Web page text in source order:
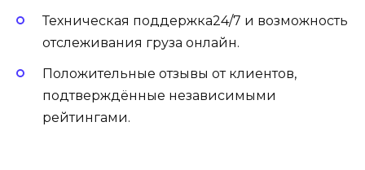
Техническая поддержка24/7 и возможность
отслеживания груза онлайн.
Положительные отзывы от клиентов,
подтверждённые независимыми
рейтингами.